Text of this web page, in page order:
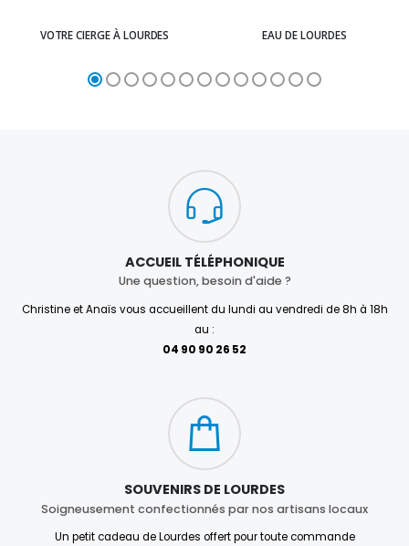
VOTRE CIERGE À LOURDES EAU DE LOURDES
ACCUEIL TÉLÉPHONIQUE
Une question, besoin d'aide ?
Christine et Anaïs vous accueillent du lundi au vendredi de 8h à 18h
au :
04 90 90 26 52
SOUVENIRS DE LOURDES
Soigneusement confectionnés par nos artisans locaux
Un petit cadeau de Lourdes offert pour toute commande